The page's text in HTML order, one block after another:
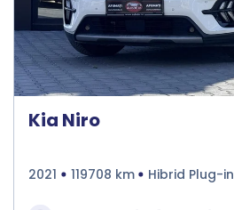
Kia Niro
2021 119708 km Hibrid Plug-in